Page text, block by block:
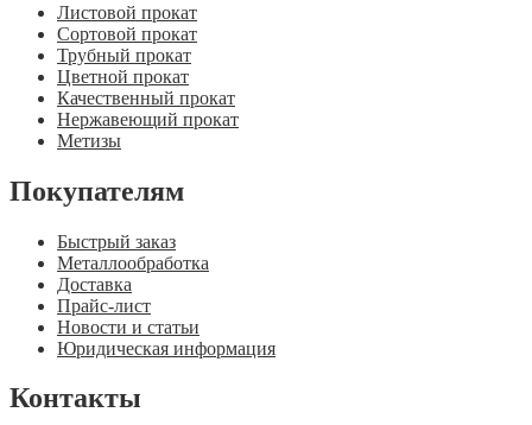
Листовой прокат
Сортовой прокат
Трубный прокат
Цветной прокат
Качественный прокат
Нержавеющий прокат
Метизы
Покупателям
Быстрый заказ
Металлообработка
Доставка
Прайс-лист
Новости и статьи
Юридическая информация
Контакты